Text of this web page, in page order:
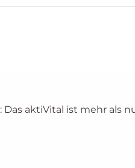
: Das aktiVital ist mehr als